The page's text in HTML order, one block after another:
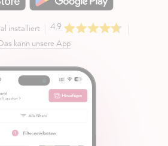
installiert
4.9
kann unsere App